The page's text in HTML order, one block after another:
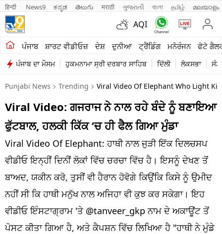
हिन्दी News9 ಕನ್ನಡ తెలుగు मराठी ગુજરાતી বাংলা தமிழ் മലയാളം
AQI
ਪੰਜਾਬ ਸ਼ਾਰਟ ਵੀਡੀਓਜ਼ ਦੇਸ਼ ਦੁਨੀਆ ਟ੍ਰੈਂਡਿੰਗ ਮਨੋਰੰਜਨ ਫੋਟੋ
ਪੰਜਾਬ ਦਾ ਮੌਸਮ ਹੁਕਮਨਾਮਾ ਸ੍ਰੀ ਦਰਬਾਰ ਸਾਹਿਬ ਦਿੱਲੀ ਲੋਕਸਭਾ
ਖੇਤੀਬਾੜੀ
ਸ਼ਾਰਟ ਵੀਡੀਓਜ਼
ਕਾਰੋਬਾਰ
ਕਰਿਅਰ
ਮਨੋਰੰਜਨ
ਦੇਸ਼
ਲਾਈਫ ਸਟਾਈਲ
ਪੰਜਾਬ
ਧਰਮ
Punjabi News Trending Viral Video Of Elephant Who Light
Viral Video: ਗਜਰਾਜ ਨੇ ਨਾਲ ਰਹੇ ਬੰਦੇ ਨੂੰ ਬਣਾਇਆ
ਫੁੱਟਬਾਲ, ਹਲਕੀ ਕਿੱਕ ‘ਚ ਹੀ ਫੈਲ ਗਿਆ ਮੁੰਡਾ
Viral Video Of Elephant: ਹਾਥੀ ਨਾਲ ਜੁੜੀ ਇੱਕ ਦਿਲਚਸਪ
ਵੀਡੀਓ ਇਨ੍ਹੀਂ ਦਿਨੀਂ ਲੋਕਾਂ ਵਿੱਚ ਚਰਚਾ ਵਿੱਚ ਹੈ। ਇਸਨੂੰ ਦੇਖਣ ਤੋਂ
ਬਾਅਦ, ਯਕੀਨ ਕਰੋ, ਤੁਸੀਂ ਵੀ ਹੈਰਾਨ ਹੋਵੋਗੇ ਕਿਉਂਕਿ ਕਿਸੇ ਨੂੰ ਉਮੀਦ
ਨਹੀਂ ਸੀ ਕਿ ਹਾਥੀ ਮਨੁੱਖ ਨਾਲ ਅਜਿਹਾ ਵੀ ਕੁਝ ਕਰ ਸਕੇਗਾ। ਇਹ
ਵੀਡੀਓ ਇੰਸਟਾਗ੍ਰਾਮ 'ਤੇ @tanveer_gkp ਨਾਮ ਦੇ ਅਕਾਊਂਟ ਤੋਂ
ਪੋਸਟ ਕੀਤਾ ਗਿਆ ਹੈ, ਅਤੇ ਕੈਪਸ਼ਨ ਵਿੱਚ ਲਿਖਿਆ ਹੈ "ਹਾਥੀ ਨੇ ਮੁੰਡੇ